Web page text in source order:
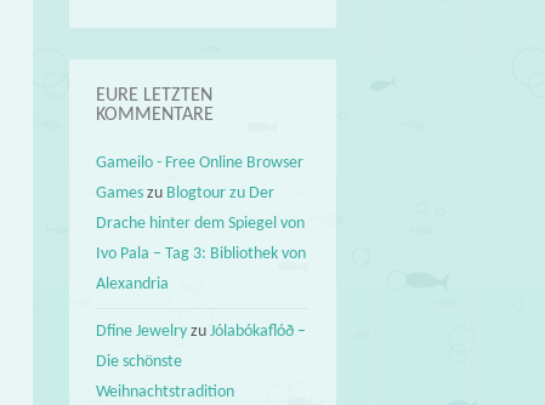
EURE LETZTEN
KOMMENTARE
Gameilo - Free Online Browser
Games zu Blogtour zu Der
Drache hinter dem Spiegel von
Ivo Pala – Tag 3: Bibliothek von
Alexandria
Dfine Jewelry zuJólabókaflóð –
Die schönste
Weihnachtstradition